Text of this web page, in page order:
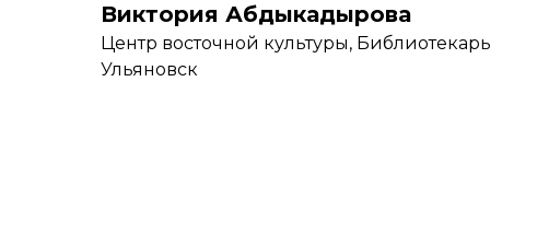
Виктория Абдыкадырова
Центр восточной культуры, Библиотекарь
Ульяновск